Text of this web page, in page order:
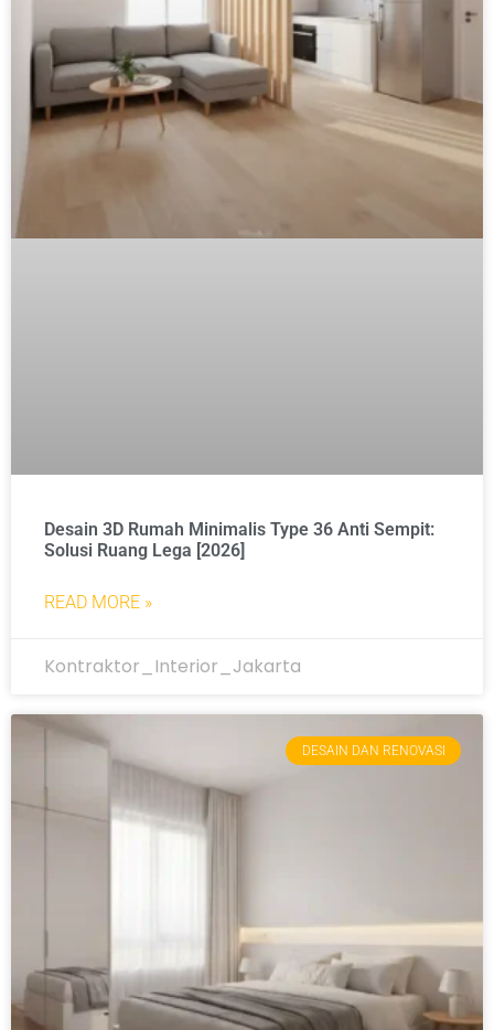
Desain 3D Rumah Minimalis Type 36 Anti Sempit:
Solusi Ruang Lega [2026]
READ MORE »
Kontraktor_Interior_Jakarta
DESAIN DAN RENOVASI